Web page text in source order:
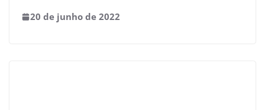
20 de junho de 2022